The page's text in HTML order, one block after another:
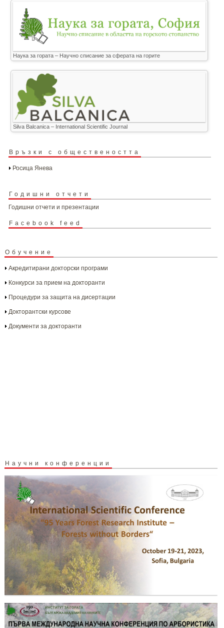
Наука за гората – Научно списание за сферата на горите
Silva Balcanica – International Scientific Journal
Връзки с обществеността
Росица Янева
Годишни отчети
Годишни отчети и презентации
Facebook feed
Обучение
Акредитирани докторски програми
Конкурси за прием на докторанти
Процедури за защита на дисертации
Докторантски курсове
Документи за докторанти
Научни конференции